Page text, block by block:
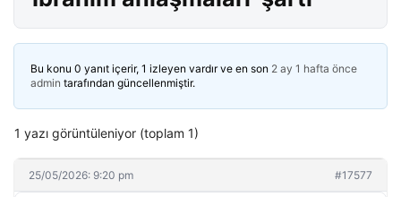
Bu konu 0 yanıt içerir, 1 izleyen vardır ve en son 2 ay 1 hafta önce
admin tarafından güncellenmiştir.
1 yazı görüntüleniyor (toplam 1)
25/05/2026: 9:20 pm #17577